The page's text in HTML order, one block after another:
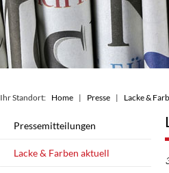
Ihr Standort: Home Presse Lacke &
Pressemitteilungen
Lacke & Farben aktuell